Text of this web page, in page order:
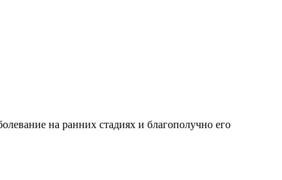
на ранних стадиях и благополучно его